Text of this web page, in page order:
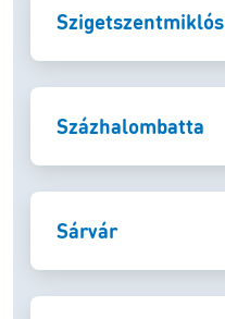
Szigetszentmiklós
Százhalombatta
Sárvár